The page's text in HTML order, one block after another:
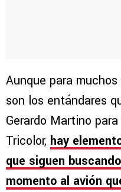
Aunque para
son los entándares
Gerardo Martino
Tricolor, hay
que siguen
momento al avión